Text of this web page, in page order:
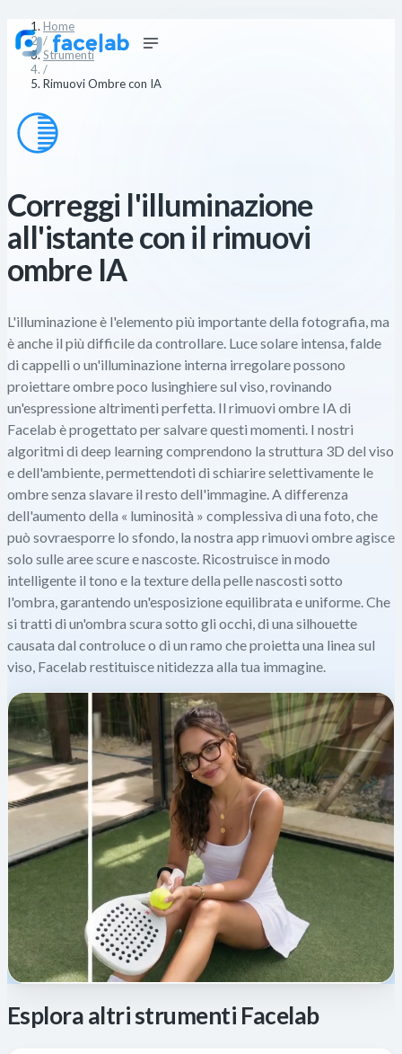
Home
/
Strumenti
/
Rimuovi Ombre con IA
Correggi l'illuminazione
all'istante con il rimuovi
ombre IA
L'illuminazione è l'elemento più importante della fotografia, ma
è anche il più difficile da controllare. Luce solare intensa, falde
di cappelli o un'illuminazione interna irregolare possono
proiettare ombre poco lusinghiere sul viso, rovinando
un'espressione altrimenti perfetta. Il rimuovi ombre IA di
Facelab è progettato per salvare questi momenti. I nostri
algoritmi di deep learning comprendono la struttura 3D del viso
e dell'ambiente, permettendoti di schiarire selettivamente le
ombre senza slavare il resto dell'immagine. A differenza
dell'aumento della « luminosità » complessiva di una foto, che
può sovraesporre lo sfondo, la nostra app rimuovi ombre agisce
solo sulle aree scure e nascoste. Ricostruisce in modo
intelligente il tono e la texture della pelle nascosti sotto
l'ombra, garantendo un'esposizione equilibrata e uniforme. Che
si tratti di un'ombra scura sotto gli occhi, di una silhouette
causata dal controluce o di un ramo che proietta una linea sul
viso, Facelab restituisce nitidezza alla tua immagine.
Esplora altri strumenti Facelab